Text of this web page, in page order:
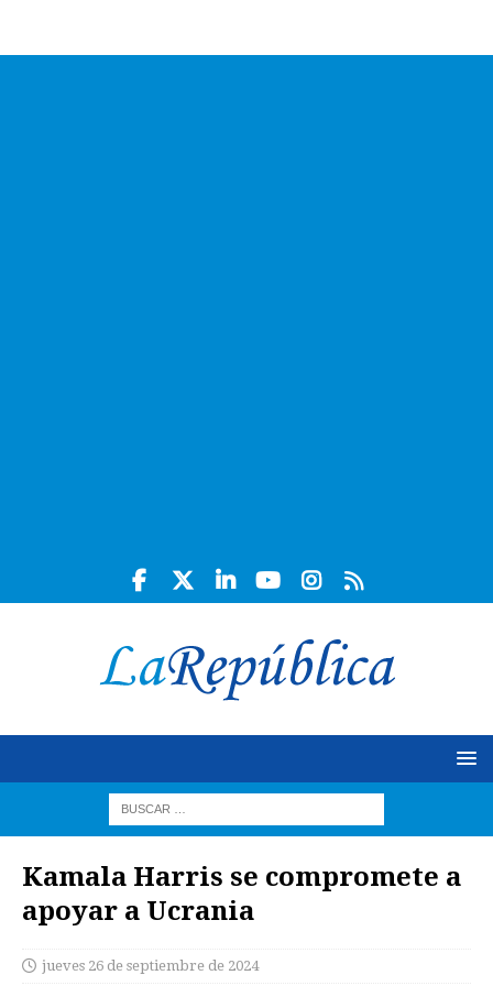
Kamala Harris se compromete a
apoyar a Ucrania
jueves 26 de septiembre de 2024